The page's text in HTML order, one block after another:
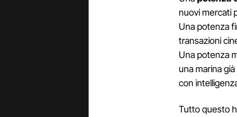
nuovi mercati
Una potenza
transazioni
Una potenza
una marina
con
Tutto questo